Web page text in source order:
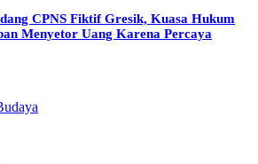
CPNS Fiktif Gresik, Kuasa Hukum
Menyetor Uang Karena Percaya